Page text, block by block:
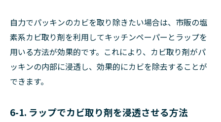
自力でパッキンのカビを取り除きたい場合は、市販の塩
素系カビ取り剤を利用してキッチンペーパーとラップを
用いる方法が効果的です。これにより、カビ取り剤がパ
ッキンの内部に浸透し、効果的にカビを除去することが
できます。
6-1. ラップでカビ取り剤を浸透させる方法